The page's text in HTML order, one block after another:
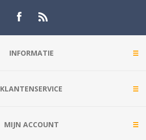
INFORMATIE
KLANTENSERVICE
MIJN ACCOUNT